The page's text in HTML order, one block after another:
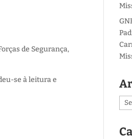
de Segurança,
se à leitura e